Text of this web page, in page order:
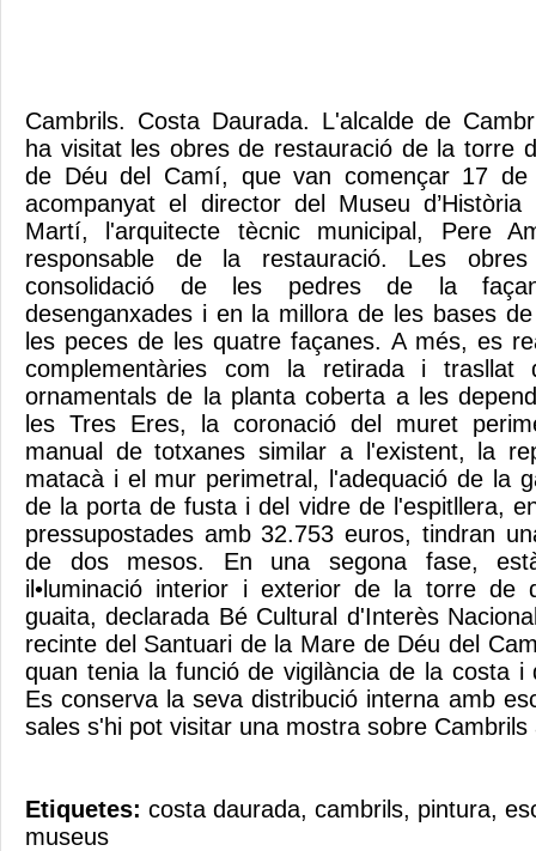
Cambrils. Costa Daurada. L'alcalde de
ha visitat les obres de restauració de la torre
de Déu del Camí, que van començar 17 de
acompanyat el director del Museu
Martí, l'arquitecte tècnic municipal, Pere
responsable de la restauració. Les
consolidació de les pedres de la
desenganxades i en la millora de les bases
les peces de les quatre façanes. A més, es
complementàries com la retirada i trasllat
ornamentals de la planta coberta a les
les Tres Eres, la coronació del muret
manual de totxanes similar a l'existent, la
matacà i el mur perimetral, l'adequació de la
de la porta de fusta i del vidre de l'espitllera,
pressupostades amb 32.753 euros, tindran
de dos mesos. En una segona fase,
il•luminació interior i exterior de la torre de
guaita, declarada Bé Cultural d'Interès
recinte del Santuari de la Mare de Déu del
quan tenia la funció de vigilància de la costa i
Es conserva la seva distribució interna amb
sales s'hi pot visitar una mostra sobre
Etiquetes: costa daurada, cambrils, pintura,
museus